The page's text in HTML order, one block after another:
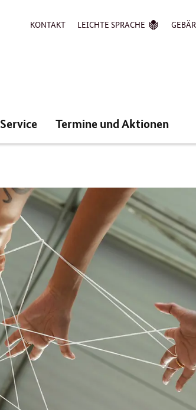
KONTAKT LEICHTE SPRACHE
Service Termine und Aktionen